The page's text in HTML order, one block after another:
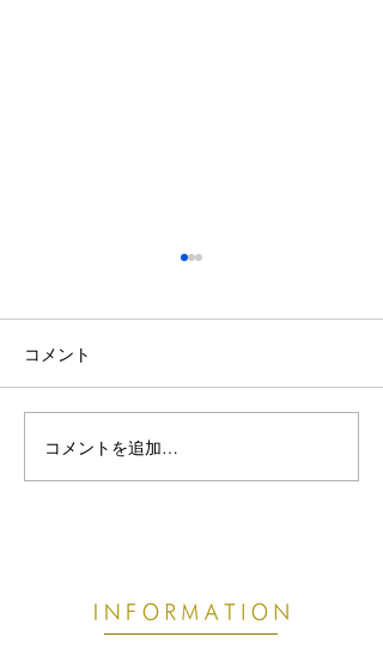
夏休み前に整えたい全身
のだるさと肩こり腰痛｜
コメント
コメントを追加…